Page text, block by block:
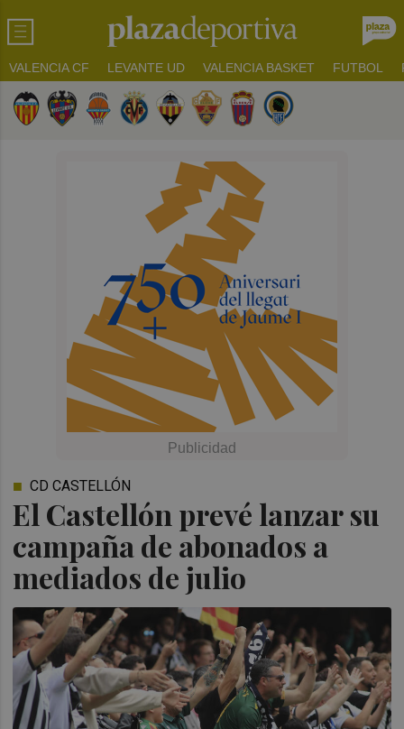
VALENCIA CF LEVANTE UD VALENCIA BASKET FUTBOL
El Castellón prevé lanzar su
campaña de abonados a
mediados de julio
CD CASTELLÓN